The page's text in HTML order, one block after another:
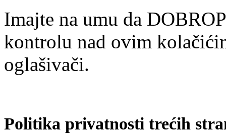
Imajte na umu da
kontrolu nad ovim
oglašivači.
Politika privatnosti trećih